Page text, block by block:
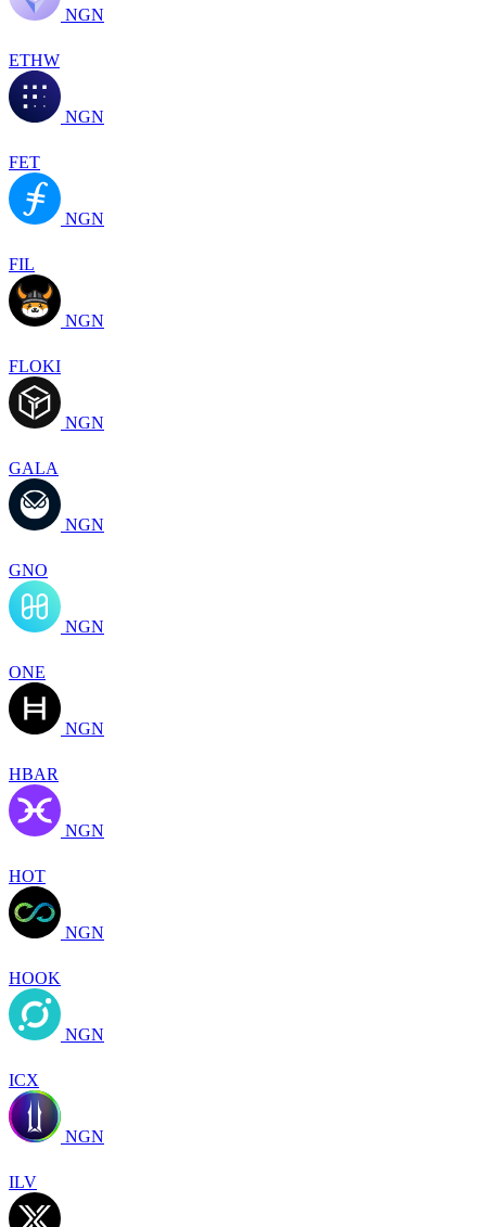
NGN
ETHW
NGN
FET
NGN
FIL
NGN
FLOKI
NGN
GALA
NGN
GNO
NGN
ONE
NGN
HBAR
NGN
HOT
NGN
HOOK
NGN
ICX
NGN
ILV